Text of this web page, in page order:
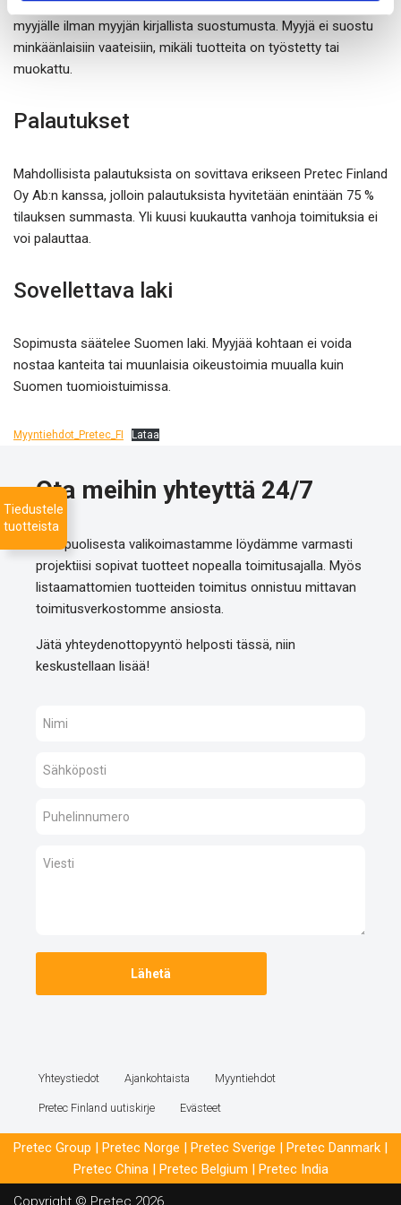
kuluessa tavaroiden vastaanottamisesta. Tavaroita ei palauteta
myyjälle ilman myyjän kirjallista suostumusta. Myyjä ei suostu
minkäänlaisiin vaateisiin, mikäli tuotteita on työstetty tai
muokattu.
Palautukset
Mahdollisista palautuksista on sovittava erikseen Pretec Finland
Oy Ab:n kanssa, jolloin palautuksista hyvitetään enintään 75 %
tilauksen summasta. Yli kuusi kuukautta vanhoja toimituksia ei
voi palauttaa.
Sovellettava laki
Sopimusta säätelee Suomen laki. Myyjää kohtaan ei voida
nostaa kanteita tai muunlaisia oikeustoimia muualla kuin
Suomen tuomioistuimissa.
Myyntiehdot_Pretec_FI Lataa
Ota meihin yhteyttä 24/7
Monipuolisesta valikoimastamme löydämme varmasti
projektiisi sopivat tuotteet nopealla toimitusajalla. Myös
listaamattomien tuotteiden toimitus onnistuu mittavan
toimitusverkostomme ansiosta.
Jätä yhteydenottopyyntö helposti tässä, niin
keskustellaan lisää!
Tiedustele
tuotteista
Yhteystiedot Ajankohtaista Myyntiehdot
Pretec Finland uutiskirje Evästeet
Pretec Group | Pretec Norge | Pretec Sverige | Pretec Danmark |
Pretec China| Pretec Belgium | Pretec India
Copyright © Pretec 2026